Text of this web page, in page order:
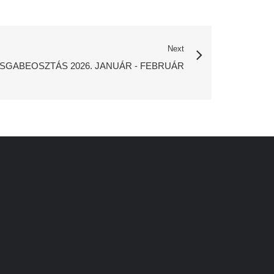
Next
2026. JANUÁR - FEBRUÁR